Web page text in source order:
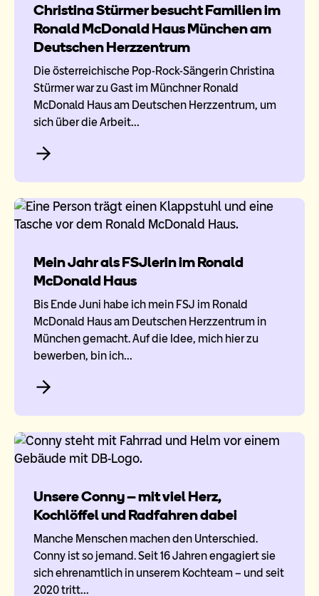
Christina Stürmer besucht Familien im
Ronald McDonald Haus München am
Deutschen Herzzentrum
Die österreichische Pop-Rock-Sängerin Christina
Stürmer war zu Gast im Münchner Ronald
McDonald Haus am Deutschen Herzzentrum, um
sich über die Arbeit…
Mein Jahr als FSJlerin im Ronald
McDonald Haus
Bis Ende Juni habe ich mein FSJ im Ronald
McDonald Haus am Deutschen Herzzentrum in
München gemacht. Auf die Idee, mich hier zu
bewerben, bin ich…
Unsere Conny – mit viel Herz,
Kochlöffel und Radfahren dabei
Manche Menschen machen den Unterschied.
Conny ist so jemand. Seit 16 Jahren engagiert sie
sich ehrenamtlich in unserem Kochteam – und seit
2020 tritt…